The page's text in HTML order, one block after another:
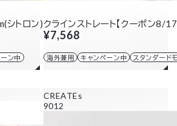
シトロン)【クーポン8/17まで】
ン中
クラインストレート【クーポン8/
¥7,568
海外兼用 キャンペーン中 スタンダード
CREATEs
9012